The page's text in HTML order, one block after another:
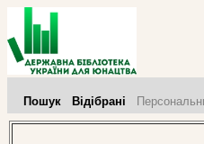
Пошук Відібрані